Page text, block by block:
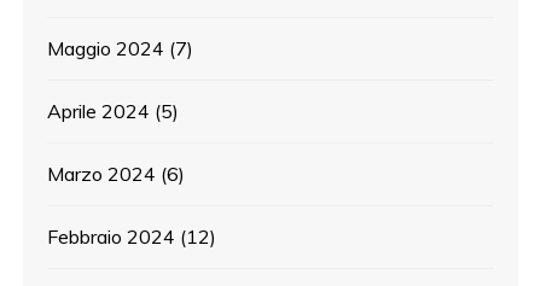
Maggio 2024 (7)
Aprile 2024 (5)
Marzo 2024 (6)
Febbraio 2024 (12)